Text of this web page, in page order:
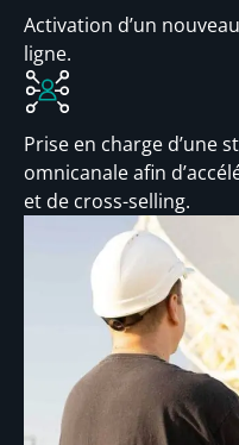
Activation d’un
ligne.
Prise en charge d’une
omnicanale afin
et de cross-selling.